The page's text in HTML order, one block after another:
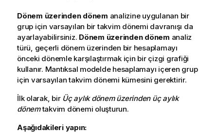
Dönem üzerinden dönem analizine uygulanan bir
grup için varsayılan bir takvim dönemi davranışı da
ayarlayabilirsiniz. Dönem üzerinden dönem analiz
türü, geçerli dönem üzerinden bir hesaplamayı
önceki dönemle karşılaştırmak için bir çizgi grafiği
kullanır. Mantıksal modelde hesaplamayı içeren grup
için varsayılan takvim dönemi kümesini gerektirir.
İlk olarak, bir Üç aylık dönem üzerinden üç aylık
dönemtakvim dönemi oluşturun.
Aşağıdakileri yapın: